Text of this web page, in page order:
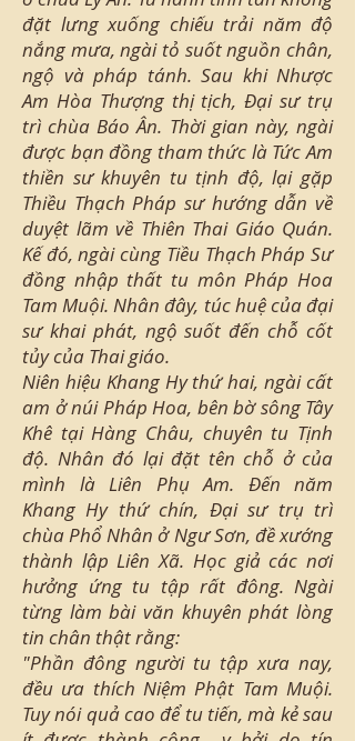
đặt lưng xuống chiếu trải năm độ
nắng mưa, ngài tỏ suốt nguồn chân,
ngộ và pháp tánh. Sau khi Nhược
Am Hòa Thượng thị tịch, Đại sư trụ
trì chùa Báo Ân. Thời gian này, ngài
được bạn đồng tham thức là Tức Am
thiền sư khuyên tu tịnh độ, lại gặp
Thiều Thạch Pháp sư hướng dẫn về
duyệt lãm về Thiên Thai Giáo Quán.
Kế đó, ngài cùng Tiều Thạch Pháp Sư
đồng nhập thất tu môn Pháp Hoa
Tam Muội. Nhân đây, túc huệ của đại
sư khai phát, ngộ suốt đến chỗ cốt
tủy của Thai giáo.
Niên hiệu Khang Hy thứ hai, ngài cất
am ở núi Pháp Hoa, bên bờ sông Tây
Khê tại Hàng Châu, chuyên tu Tịnh
độ. Nhân đó lại đặt tên chỗ ở của
mình là Liên Phụ Am. Đến năm
Khang Hy thứ chín, Đại sư trụ trì
chùa Phổ Nhân ở Ngư Sơn, đề xướng
thành lập Liên Xã. Học giả các nơi
hưởng ứng tu tập rất đông. Ngài
từng làm bài văn khuyên phát lòng
tin chân thật rằng:
"Phần đông người tu tập xưa nay,
đều ưa thích Niệm Phật Tam Muội.
Tuy nói quả cao để tu tiến, mà kẻ sau